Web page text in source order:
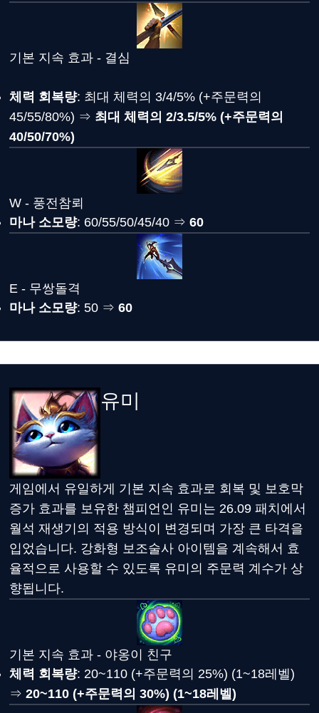
기본 지속 효과 - 결심
체력 회복량: 최대 체력의 3/4/5% (+주문력의
45/55/80%) ⇒ 최대 체력의 2/3.5/5% (+주문력의
40/50/70%)
W - 풍전참뢰
마나 소모량: 60/55/50/45/40 ⇒ 60
E - 무쌍돌격
마나 소모량: 50 ⇒ 60
유미
게임에서 유일하게 기본 지속 효과로 회복 및 보호막
증가 효과를 보유한 챔피언인 유미는 26.09 패치에서
월석 재생기의 적용 방식이 변경되며 가장 큰 타격을
입었습니다. 강화형 보조술사 아이템을 계속해서 효
율적으로 사용할 수 있도록 유미의 주문력 계수가 상
향됩니다.
기본 지속 효과 - 야옹이 친구
체력 회복량: 20~110 (+주문력의 25%) (1~18레벨)
⇒ 20~110 (+주문력의 30%) (1~18레벨)